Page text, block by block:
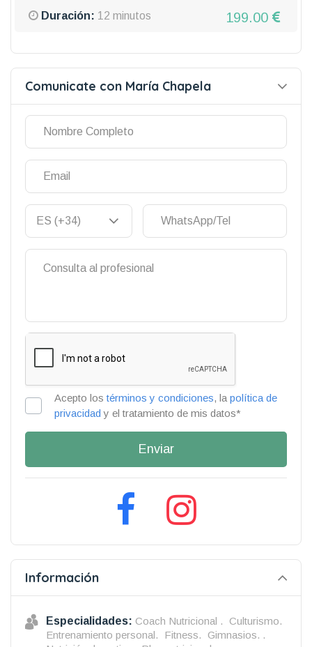
Duración: 12 minutos 199.00
Comunicate con María Chapela
Acepto lostérminos y condiciones, la política de
privacidad y el tratamiento de mis datos*
Enviar
Información
Especialidades: Coach Nutricional .
Culturismo.
Entrenamiento personal.
Fitness.
Gimnasios. .